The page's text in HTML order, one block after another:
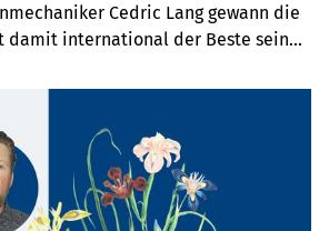
Cedric Lang gewann die
damit international der Beste seines
über seinen Sieg berichtet. Nach
an der ETH weiter.